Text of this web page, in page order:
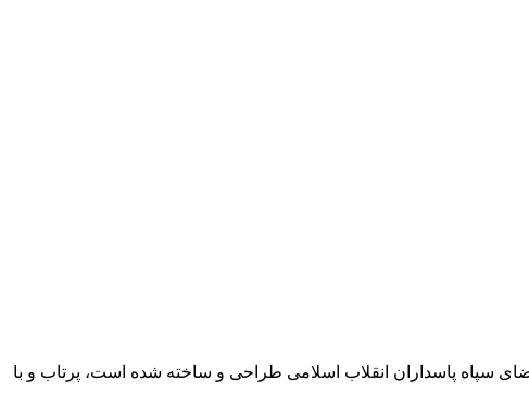
توسط ماهواره‌بر قائم ۱۰۰ که توسط متخصصین نیروی هوافضای سپاه پاسداران انقلاب اسلامی طراحی و ساخته شده است، پرتاب و با